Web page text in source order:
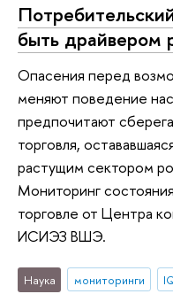
быть драйвером
Опасения перед
меняют поведение
предпочитают
торговля,
растущим сектором
Мониторинг
торговле от Центра
ИСИЭЗ ВШЭ.
Наука мониторинги